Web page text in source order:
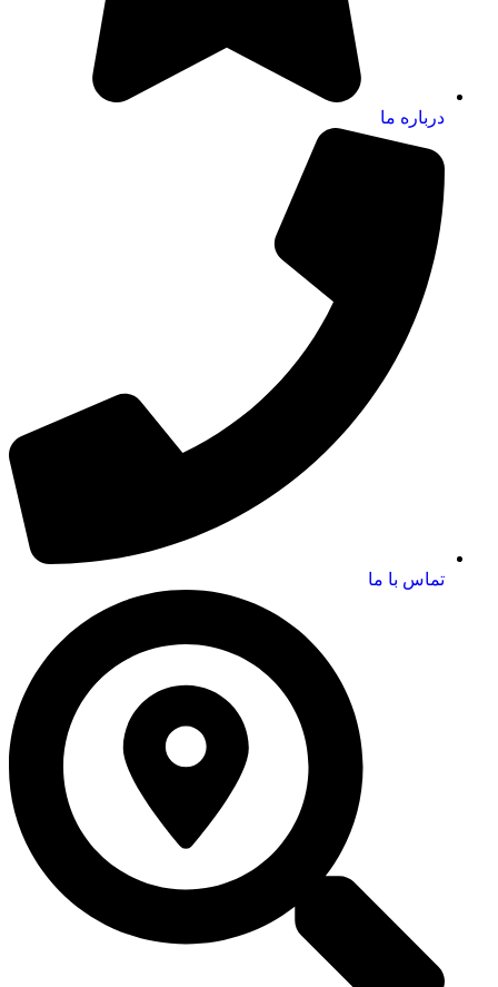
درباره ما
تماس با ما